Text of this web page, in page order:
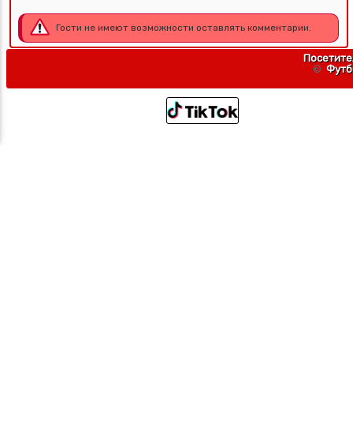
Гости не имеют возможности оставлять комментарии.
©